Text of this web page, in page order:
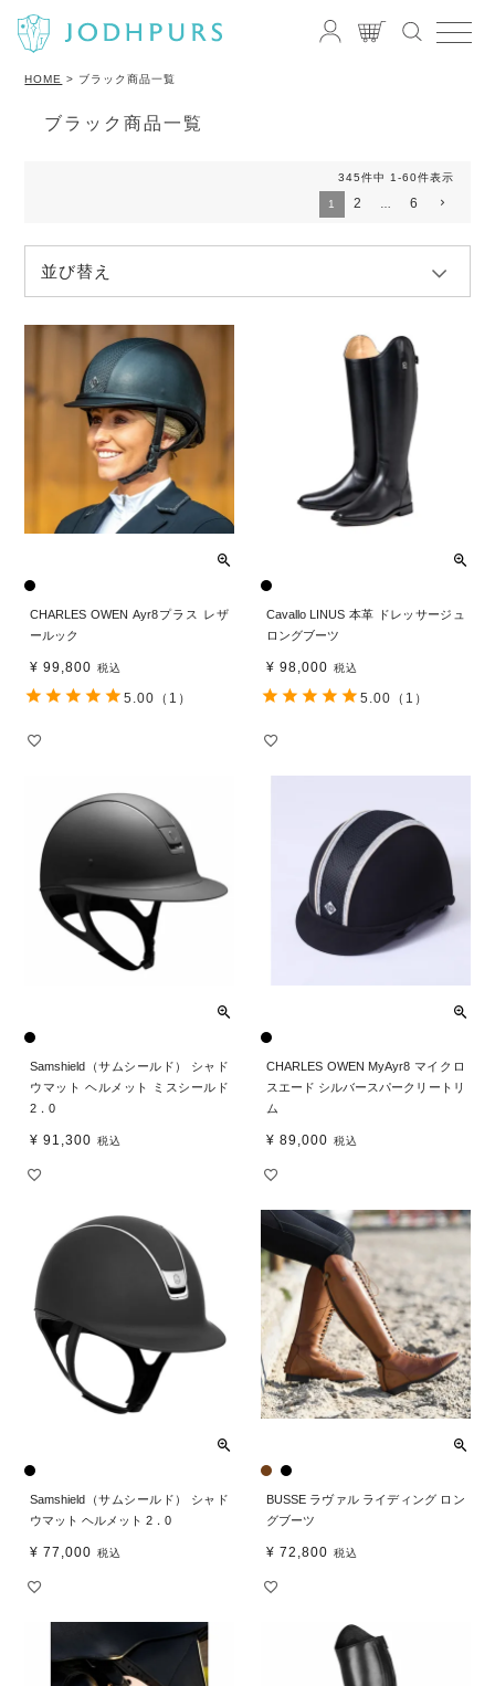
HOME ブラック商品一覧
ブラック商品一覧
並び替え
345件中 1 -60件表示
1 2 6
CHARLES OWEN Ayr8プラス レザ
ールック
¥ 99,800 税込
5.00 （1）
Cavallo LINUS 本革 ドレッサージュ
ロングブーツ
¥ 98,000 税込
5.00 （1）
Samshield（サムシールド） シャド
ウマット ヘルメット ミスシールド
2．0
¥ 91,300 税込
CHARLES OWEN MyAyr8 マイクロ
スエード シルバースパークリートリ
ム
¥ 89,000 税込
Samshield（サムシールド） シャド
ウマット ヘルメット 2．0
¥ 77,000 税込
BUSSE ラヴァル ライディング ロン
グブーツ
¥ 72,800 税込